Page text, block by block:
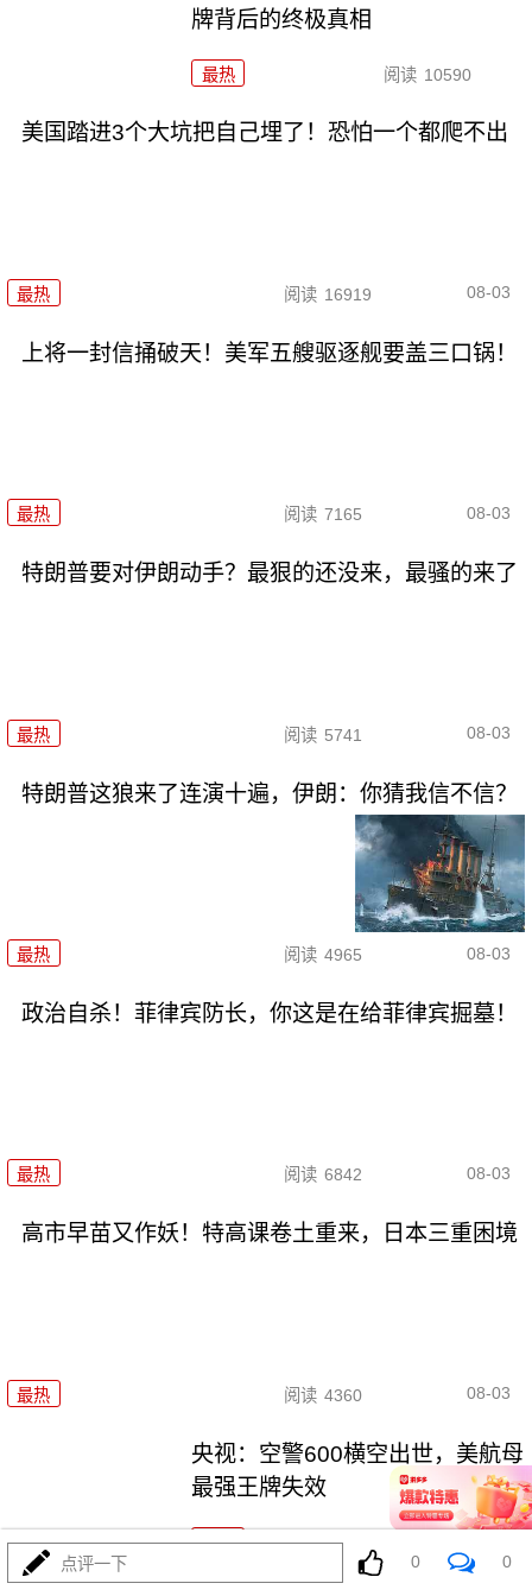
牌背后的终极真相
最热 阅读 10590
美国踏进3个大坑把自己埋了！恐怕一个都爬不出
最热 阅读 16919 08-03
上将一封信捅破天！美军五艘驱逐舰要盖三口锅！
最热 阅读 7165 08-03
特朗普要对伊朗动手？最狠的还没来，最骚的来了
最热 阅读 5741 08-03
特朗普这狼来了连演十遍，伊朗：你猜我信不信？
最热 阅读 4965 08-03
政治自杀！菲律宾防长，你这是在给菲律宾掘墓！
最热 阅读 6842 08-03
高市早苗又作妖！特高课卷土重来，日本三重困境
最热 阅读 4360 08-03
央视：空警600横空出世，美航母
最强王牌失效
最热
点评一下 0 0